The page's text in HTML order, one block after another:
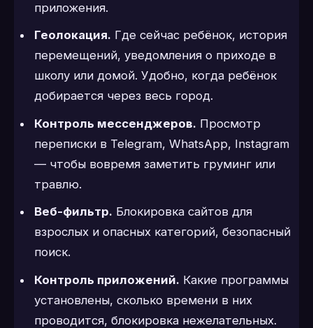
приложения.
Геолокация. Где сейчас ребёнок, история
перемещений, уведомления о приходе в
школу или домой. Удобно, когда ребёнок
добирается через весь город.
Контроль мессенджеров. Просмотр
переписки в Telegram, WhatsApp, Instagram
— чтобы вовремя заметить груминг или
травлю.
Веб-фильтр. Блокировка сайтов для
взрослых и опасных категорий, безопасный
поиск.
Контроль приложений. Какие программы
установлены, сколько времени в них
проводится, блокировка нежелательных.